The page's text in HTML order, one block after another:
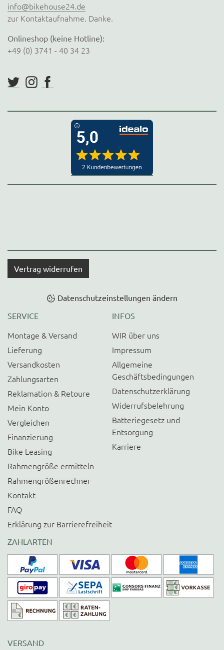
info@bikehouse24.de
zur Kontaktaufnahme. Danke.
Onlineshop (keine Hotline):
+49 (0) 3741 - 40 34 23
Vertrag widerrufen
Datenschutzeinstellungen ändern
SERVICE
Montage & Versand
Lieferung
Versandkosten
Zahlungsarten
Reklamation & Retoure
Mein Konto
Vergleichen
Finanzierung
Bike Leasing
Rahmengröße ermitteln
Rahmengrößenrechner
Kontakt
FAQ
Erklärung zur Barrierefreiheit
INFOS
WIR über uns
Impressum
Allgemeine
Geschäftsbedingungen
Datenschutzerklärung
Widerrufsbelehrung
Batteriegesetz und
Entsorgung
Karriere
ZAHLARTEN
VERSAND